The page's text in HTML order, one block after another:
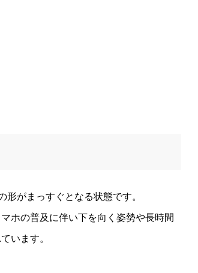
形がまっすぐとなる状態です。
ホの普及に伴い下を向く姿勢や長時間
います。